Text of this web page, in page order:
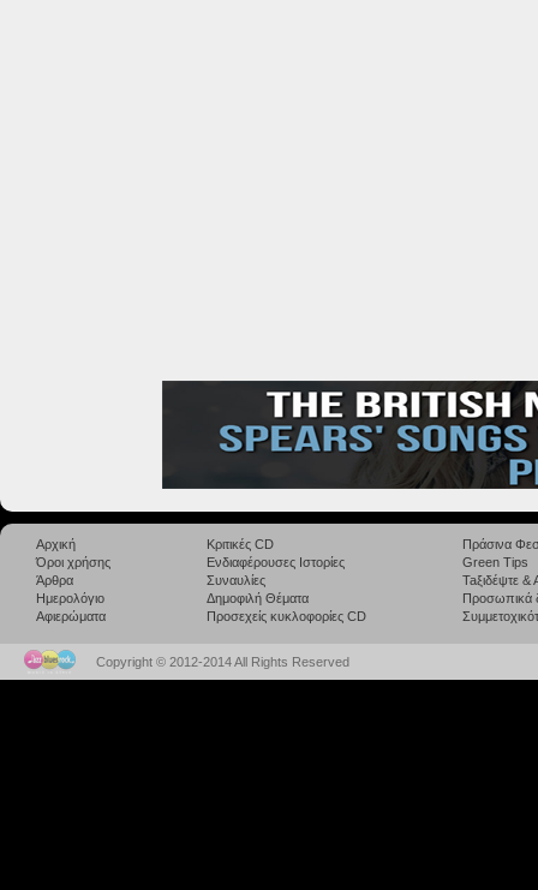
Αρχική
Όροι χρήσης
Άρθρα
Ημερολόγιο
Αφιερώματα
Κριτικές CD
Ενδιαφέρουσες Ιστορίες
Συναυλίες
Δημοφιλή Θέματα
Προσεχείς κυκλοφορίες CD
Πράσινα
Green Tips
Taξιδέψτε
Προσωπικά
Copyright © 2012-2014 All Rights Reserved